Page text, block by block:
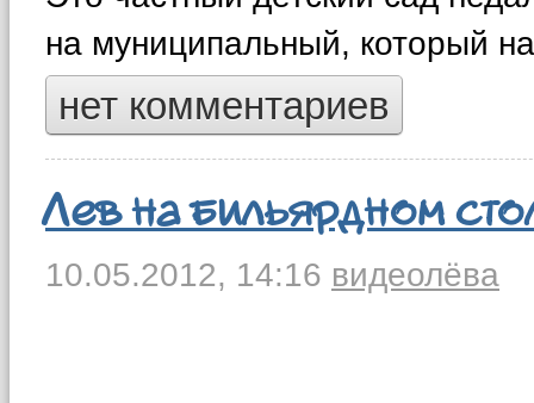
на муниципальный, который
нет комментариев
Лев на бильярдном
10.05.2012, 14:16 видеолёва